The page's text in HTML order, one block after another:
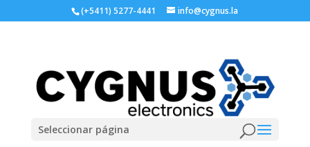
(+5411) 5277-4441 info@cygnus.la
Seleccionar página